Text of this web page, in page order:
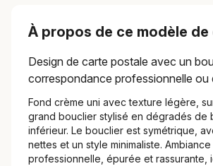
À propos de ce modèle
Design de carte postale avec un
correspondance professionnelle ou
Fond crème uni avec texture légère,
grand bouclier stylisé en dégradés de
inférieur. Le bouclier est symétrique,
nettes et un style minimaliste. Ambiance
professionnelle, épurée et rassurante,